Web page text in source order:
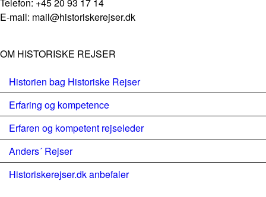
E-mail: mail@historiskerejser.dk
OM HISTORISKE REJSER
Historien bag Historiske Rejser
Erfaring og kompetence
Erfaren og kompetent rejseleder
Anders´ Rejser
Historiskerejser.dk anbefaler